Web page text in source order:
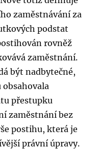
zaměstnávání za
podstat
rovněž
zaměstnání.
být nadbytečné,
přestupku
zaměstnání bez
postihu, která je
právní úpravy.